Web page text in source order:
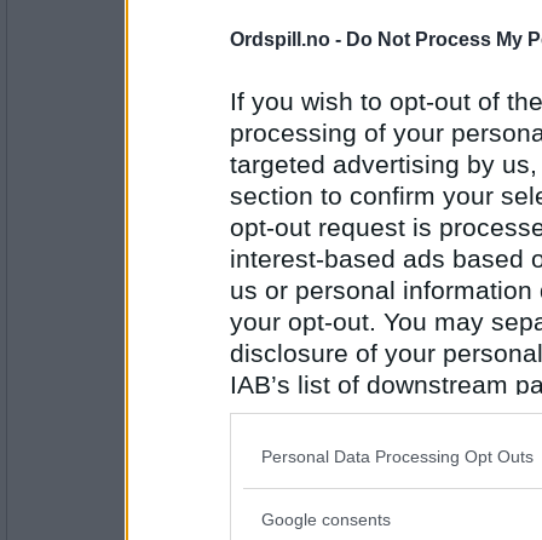
Ordspill.no - Do Not Process My
If you wish to opt-out of
processing of your
targeted advertising by
section to confirm your
opt-out request is
interest-based ads based
us or personal
your opt-out. You may
disclosure of your
IAB’s list of downstream
also be disclosed by us
Downstream Participants
Please note that this
Personal Data Processing Opt Outs
Google consents
Sanding
Antall innlegg:
133
Har du noen gang prøvd deg på
det?
- Ikke medlem lenger
Antall innlegg:
2369
(bidet - rompe- og fotvask)
Sikkert en god grunn.
Hva var den siste sangen som du